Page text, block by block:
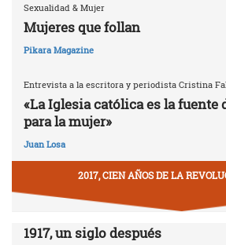
Sexualidad & Mujer
Mujeres que follan
Pikara Magazine
Entrevista a la escritora y periodista Cristina
«La Iglesia católica es la fuente
para la mujer»
Juan Losa
2017, CIEN AÑOS DE LA
1917, un siglo después